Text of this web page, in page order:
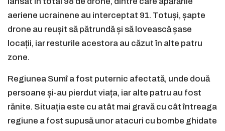
aeriene ucrainene au interceptat 91. Totuși, șapte
drone au reușit să pătrundă și să lovească șase
locații, iar resturile acestora au căzut în alte patru
zone.
Regiunea Sumî a fost puternic afectată, unde două
persoane și-au pierdut viața, iar alte patru au fost
rănite. Situația este cu atât mai gravă cu cât întreaga
regiune a fost supusă unor atacuri cu bombe ghidate